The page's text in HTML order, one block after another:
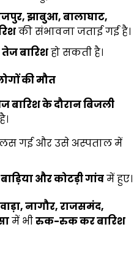
झाबुआ,बालाघाट,
की संभावना जताई गई है।
तेज बारिशहो सकती है।
की मौत
बारिश के दौरान बिजली
गई और उसे अस्पताल में
बाड़िया और कोटड़ी गांवमें हुए।
नागौर,राजसमंद,
में भीरुक-रुक कर बारिश